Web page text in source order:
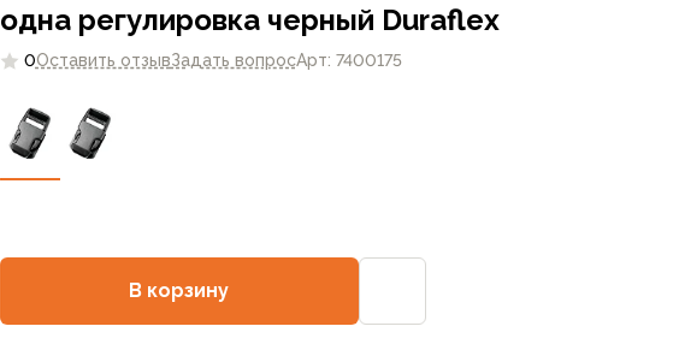
В корзину
одна регулировка черный Duraflex
0Оставить отзывЗадать вопросАрт: 7400175